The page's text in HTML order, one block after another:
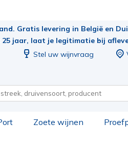
Gratis levering in België en
jaar, laat je legitimatie bij
Stel uw wijnvraag
Zoete wijnen